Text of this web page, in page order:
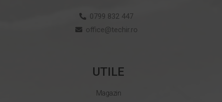
0799 832 447
office@techir.ro
UTILE
Magazin